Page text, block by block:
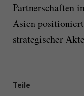
Partnerschaften
Asien positioniert
strategischer
Teile